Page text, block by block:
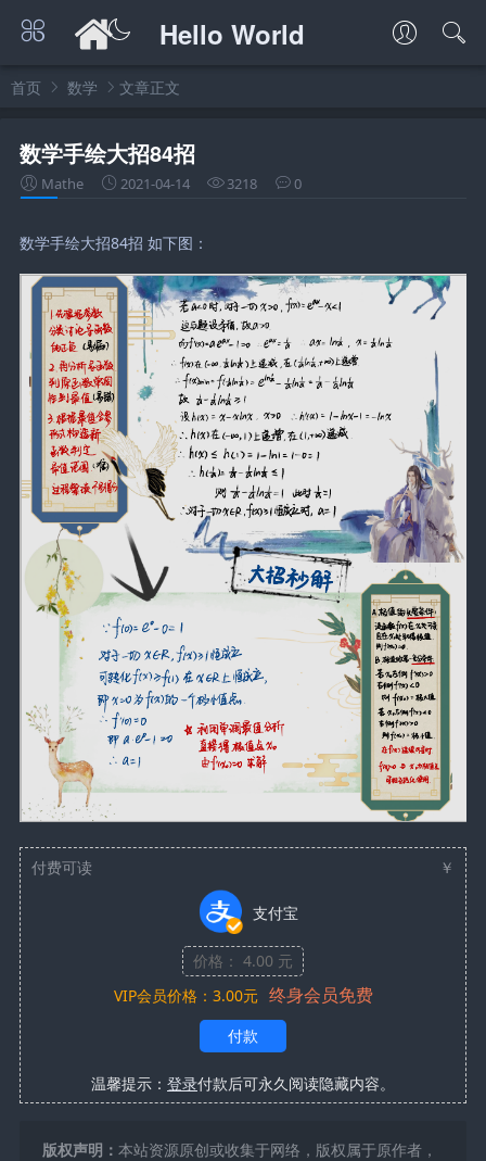
Hello World
首页 数学 文章正文
数学手绘大招84招
Mathe 2021-04-14 3218 0
数学手绘大招84招 如下图：
支付宝
价格： 4.00 元
VIP会员价格：3.00元 终身会员免费
付款
温馨提示： 登录付款后可永久阅读隐藏内容。
付费可读 ￥
版权声明： 本站资源原创或收集于网络，版权属于原作者，